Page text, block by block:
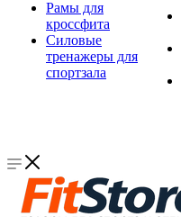
Рамы для
кроссфита
Силовые
тренажеры для
спортзала